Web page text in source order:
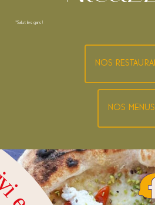
*Salut les gars !
NOS
NOS MENUS